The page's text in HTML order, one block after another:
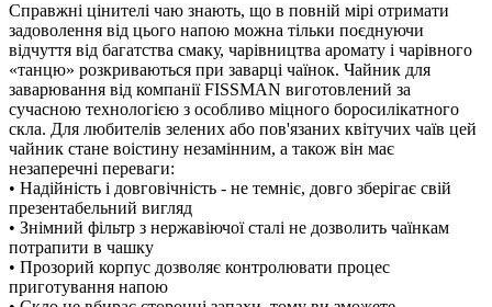
Справжні цінителі чаю знають, що в повній мірі отримати
задоволення від цього напою можна тільки поєднуючи
відчуття від багатства смаку, чарівництва аромату і чарівного
«танцю» розкриваються при заварці чаїнок. Чайник для
заварювання від компанії FISSMAN виготовлений за
сучасною технологією з особливо міцного боросилікатного
скла. Для любителів зелених або пов'язаних квітучих чаїв цей
чайник стане воістину незамінним, а також він має
незаперечні переваги:
• Надійність і довговічність - не темніє, довго зберігає свій
презентабельний вигляд
• Знімний фільтр з нержавіючої сталі не дозволить чаїнкам
потрапити в чашку
• Прозорий корпус дозволяє контролювати процес
приготування напою